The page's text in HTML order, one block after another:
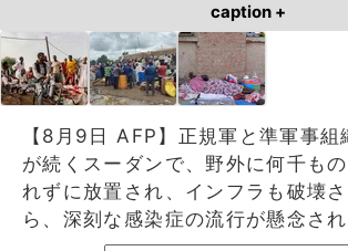
caption +
【8月9日 AFP】正規軍と準軍事組
が続くスーダンで、野外に何千も
れずに放置され、インフラも破壊
ら、深刻な感染症の流行が懸念され